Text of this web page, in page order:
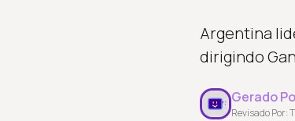
Argentina
dirigindo
Gerado
Revisado Por: